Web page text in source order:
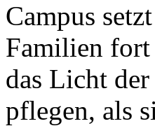
Campus
Familien fort
das Licht
pflegen, als